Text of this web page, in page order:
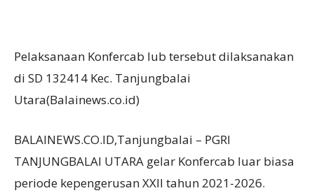
Pelaksanaan Konfercab lub tersebut dilaksanakan
di SD 132414 Kec. Tanjungbalai
Utara(Balainews.co.id)
BALAINEWS.CO.ID,Tanjungbalai – PGRI
TANJUNGBALAI UTARA gelar Konfercab luar biasa
periode kepengerusan XXII tahun 2021-2026.